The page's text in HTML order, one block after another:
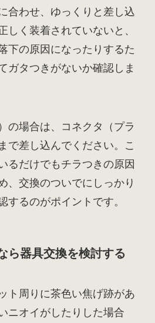
合わせ、ゆっくりと差し込
しく装着されていないと、
下の原因になったりするた
ガタつきがないか確認しま
の場合は、コネクタ（プラ
で差し込んでください。こ
るだけでもチラつきの原因
、交換のついでにしっかり
するのがポイントです。
ら器具交換を検討する
ト周りに茶色い焦げ跡があ
ニオイがしたりした場合